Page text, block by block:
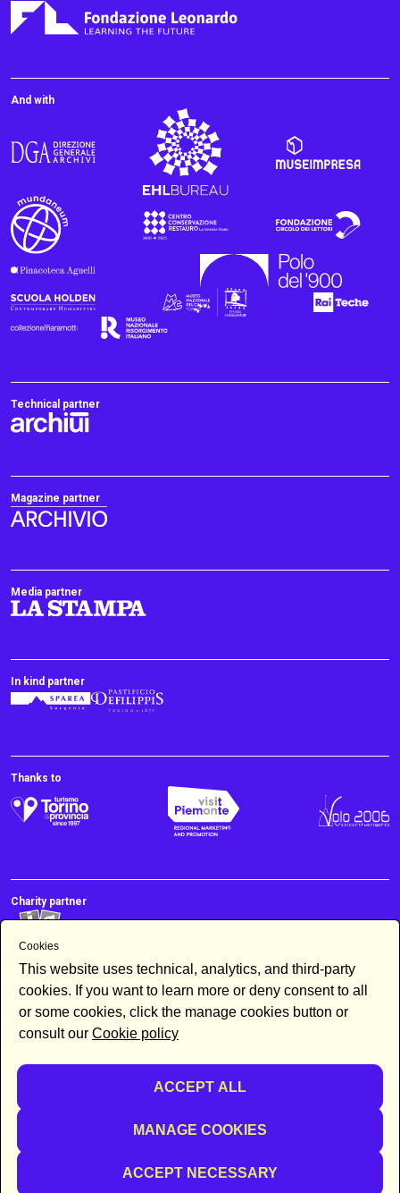
And with
Technical partner
Magazine partner
Media partner
In kind partner
Thanks to
Charity partner
Newsletter
By subscribing to the newsletter you accept our
Cookies
This website uses technical, analytics, and third-party
cookies. If you want to learn more or deny consent to all
or some cookies, click the manage cookies button or
consult our Cookie policy
ACCEPT ALL
MANAGE COOKIES
ACCEPT NECESSARY